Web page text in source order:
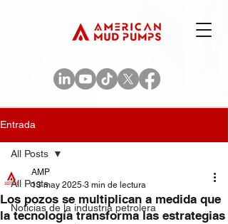
Entrada
All Posts
Noticias de la industria petrolera
All Posts
Los pozos se multiplican a medida que
la tecnología transforma las estrategias
AMP
13 may 2025 3 min de lectura